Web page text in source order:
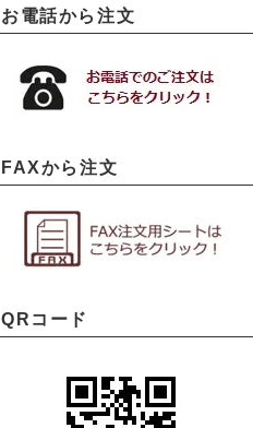
お電話から注文
FAXから注文
QRコード